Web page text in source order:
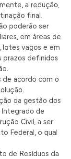
a redução,
final.
poderão ser
em áreas de
lotes vagos e em
prazos definidos
de acordo com o
da gestão dos
Integrado de
Civil, a ser
Federal, o qual
de Resíduos da